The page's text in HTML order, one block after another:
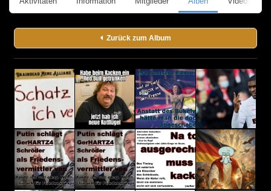
Zurück zum Album